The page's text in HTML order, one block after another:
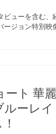
ビューを含む、
ジョン特別映
ート 華
ルーレイ